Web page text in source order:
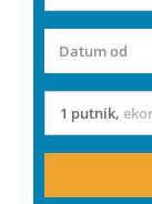
Datum od
1 putnik,